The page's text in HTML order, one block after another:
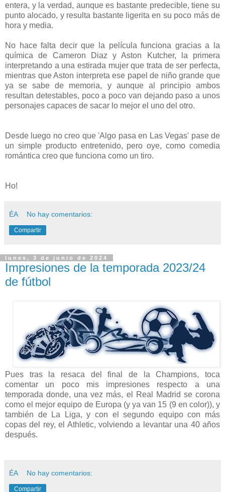
entera, y la verdad, aunque es bastante predecible, tiene su
punto alocado, y resulta bastante ligerita en su poco más de
hora y media.
No hace falta decir que la película funciona gracias a la
química de Cameron Diaz y Aston Kutcher, la primera
interpretando a una estirada mujer que trata de ser perfecta,
mientras que Aston interpreta ese papel de niño grande que
ya se sabe de memoria, y aunque al principio ambos
resultan detestables, poco a poco van dejando paso a unos
personajes capaces de sacar lo mejor el uno del otro.
Desde luego no creo que 'Algo pasa en Las Vegas' pase de
un simple producto entretenido, pero oye, como comedia
romántica creo que funciona como un tiro.
Ho!
ÉA No hay comentarios:
Compartir
lunes, 3 de junio de 2024
Impresiones de la temporada 2023/24
de fútbol
Pues tras la resaca del final de la Champions, toca
comentar un poco mis impresiones respecto a una
temporada donde, una vez más, el Real Madrid se corona
como el mejor equipo de Europa (y ya van 15 (9 en color)), y
también de La Liga, y con el segundo equipo con más
copas del rey, el Athletic, volviendo a levantar una 40 años
después.
ÉA No hay comentarios:
Compartir